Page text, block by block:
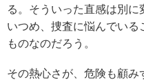
る。そういった直感は別
いつめ、捜査に悩んでいる
ものなのだろう。
その熱心さが、危険も顧